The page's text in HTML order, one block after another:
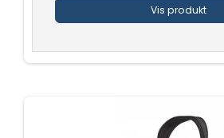
Vis produkt